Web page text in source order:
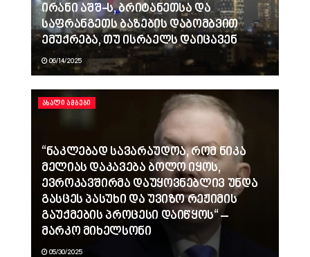
ირანი აშშ-ს, ბრიტანეთსა და
საფრანგეთს ბაზების დაბომბვით
ემუქრება, თუ ისრაელს დაიცავენ
06/14/2025
ᲐᲮᲐᲚᲘ ᲐᲛᲑᲔᲑᲘ
“ნაკლებად სავარაუდოა, რომ ნიკა
მელიას დაკავება ბოლო იყოს,
ევროკავშირმა დაუყოვნებლივ უნდა
გასცეს პასუხი და უვიზო რეჟიმის
გაუქმების პროცესი დაიწყოს“ –
მარკო მიხელსონი
05/30/2025